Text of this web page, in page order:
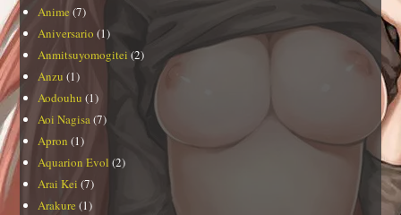
Anime (7)
Aniversario (1)
Anmitsuyomogitei (2)
Anzu (1)
Aodouhu (1)
Aoi Nagisa(7)
Apron (1)
Aquarion Evol (2)
Arai Kei (7)
Arakure (1)